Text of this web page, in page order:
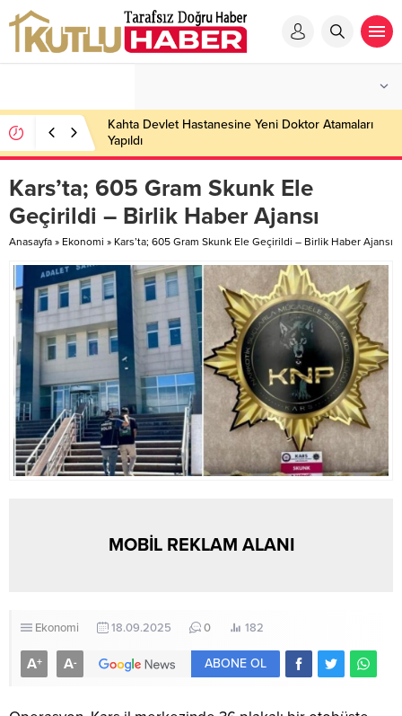
Kahta Devlet Hastanesine Yeni Doktor Atamaları
Yapıldı
Kars’ta; 605 Gram Skunk Ele
Geçirildi – Birlik Haber Ajansı
Anasayfa » Ekonomi » Kars’ta; 605 Gram Skunk Ele Geçirildi – Birlik Haber Ajansı
MOBİL REKLAM ALANI
Ekonomi 18.09.2025 0 182
A+ A- ABONE OL